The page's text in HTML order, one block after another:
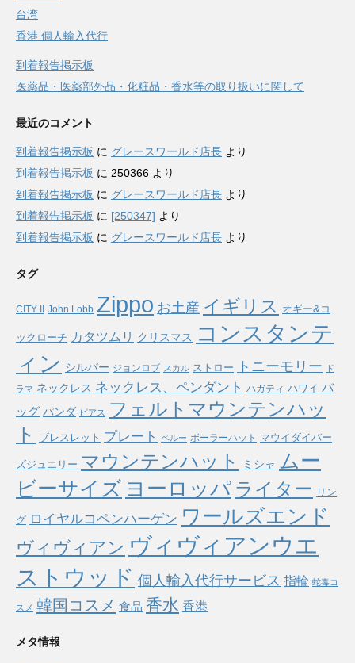
台湾
香港 個人輸入代行
到着報告掲示板
医薬品・医薬部外品・化粧品・香水等の取り扱いに関して
最近のコメント
到着報告掲示板 に グレースワールド店長 より
到着報告掲示板 に 250366 より
到着報告掲示板 に グレースワールド店長 より
到着報告掲示板 に [250347] より
到着報告掲示板 に グレースワールド店長 より
タグ
CITY II John Lobb Zippo お土産 イギリス オギー&コ
ックローチ カタツムリ クリスマス
コンスタンテ
ィン シルバー ジョンロブ スカル ストロー トニーモリー ド
ラマ ネックレス ネックレス、ペンダント ハガティ ハワイ バ
ッグ パンダ ピアス
フェルトマウンテンハッ
ト
ブレスレット プレート ペルー ボーラーハット マウイダイバー
ズジュエリー マウンテンハット ミシャ ムー
ビーサイズ ヨーロッパ ライター リン
グ ロイヤルコペンハーゲン ワールズエンド
ヴィヴィアン ヴィヴィアンウエ
ストウッド 個人輸入代行サービス 指輪 蛇毒コ
スメ 韓国コスメ 食品 香水 香港
メタ情報